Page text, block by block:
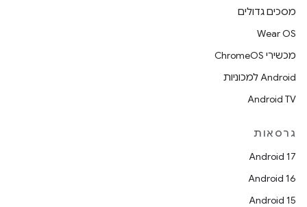
מסכים גדולים
Wear OS
מכשירי ChromeOS
Android למכוניות
Android TV
גרסאות
Android 17
Android 16
Android 15